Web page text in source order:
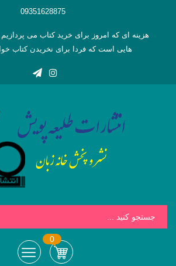
09351628875
هزینه ای که امروز برای خرید کتاب می پردازیم
هایی است که فردا برای نخریدن کتاب
0